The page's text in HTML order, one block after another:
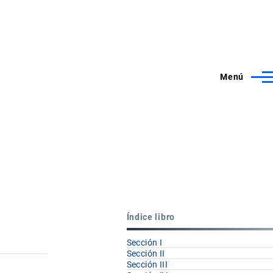
Menú
Índice libro
Sección I
Sección II
Sección III